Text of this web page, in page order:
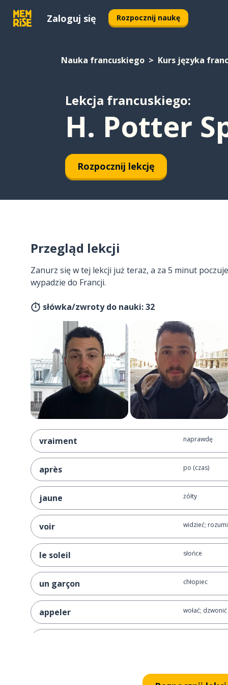
Zaloguj się Rozpocznij naukę
Nauka francuskiego Kurs języka
Lekcja francuskiego:
H. Potter
Rozpocznij lekcję
Przegląd lekcji
Zanurz się w tej lekcji już teraz, a za 5 minut
wypadzie do Francji.
słówka/zwroty do nauki: 32
vraiment naprawdę
après po (czas)
jaune żółty
voir widzieć;
le soleil słońce
un garçon chłopiec
appeler wołać; dzwonić